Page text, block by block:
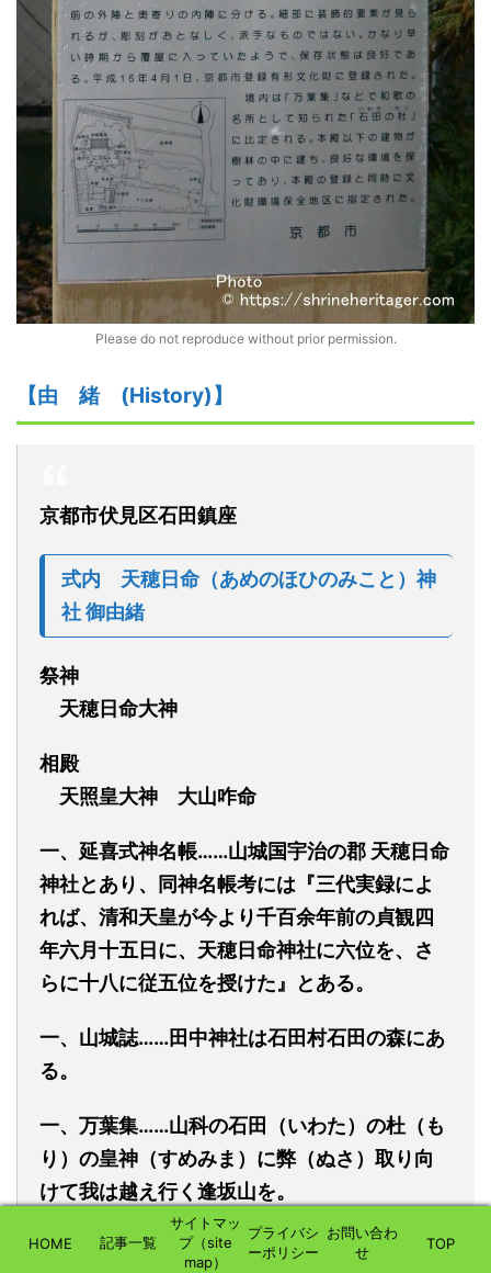
Please do not reproduce without prior permission.
【由 緒 (History)】
京都市伏見区石田鎮座
式内 天穂日命 （あめのほひのみこと） 神
社御由緒
祭神
天穂日命大神
相殿
天照皇大神 大山咋命
一、延喜式神名帳……山城国宇治の郡 天穂日命
神社とあり、同神名帳考には『三代実録によ
れば、清和天皇が今より千百余年前の貞観四
年六月十五日に、天穂日命神社に六位を、さ
らに十八に従五位を授けた』とある。
一、山城誌……田中神社は石田村石田の森にあ
る。
一、万葉集……山科の石田 （いわた） の杜 （も
り） の皇神 （すめみま） に弊（ぬさ ）取り向
けて我は越え行く逢坂山を。
一、都名所図会……石田の森は醍醐の南にあ
HOME 記事一覧
サイトマッ
プ（site
map）
プライバシ
ーポリシー
お問い合わ
せ
TOP